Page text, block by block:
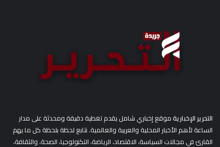
التحرير الإخباريةموقع إخباري شامل يقدم تغطية دقيقة ومحدثة على مدار
الساعة لأهم الأخبار المحلية والعربية والعالمية. نتابع لحظة بلحظة كل ما يهم
القارئ في مجالات السياسة، الاقتصاد، الرياضة، التكنولوجيا، الصحة، والثقافة،